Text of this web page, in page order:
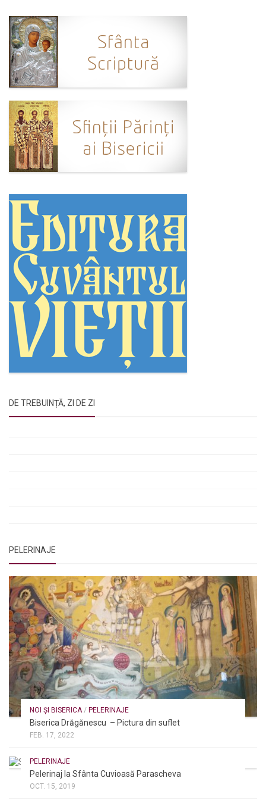
Ortodox în diaspora
Evenimente
Biserici și mănăstiri
Viață curată
Nevoințe contemporane
Familia de azi
Casa curată
Adicții și vindecări
Bucătărie biblică
Interviuri
Puncte de Vedere
DE TREBUINȚĂ, ZI DE ZI
PELERINAJE
NOI ȘI BISERICA / PELERINAJE
Biserica Drăgănescu – Pictura din suflet
FEB. 17, 2022
PELERINAJE
Pelerinaj la Sfânta Cuvioasă Parascheva
OCT. 15, 2019